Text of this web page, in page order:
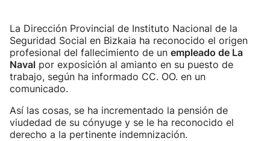
La Dirección Provincial de Instituto Nacional de la
Seguridad Social en Bizkaia ha reconocido el origen
profesional del fallecimiento de un empleado de La
Naval por exposición al amianto en su puesto de
trabajo, según ha informado CC. OO. en un
comunicado.
Así las cosas, se ha incrementado la pensión de
viudedad de su cónyuge y se le ha reconocido el
derecho a la pertinente indemnización.